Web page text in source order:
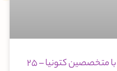
جلسه مدیریت دیابت با متخصصین کتونیا – 25